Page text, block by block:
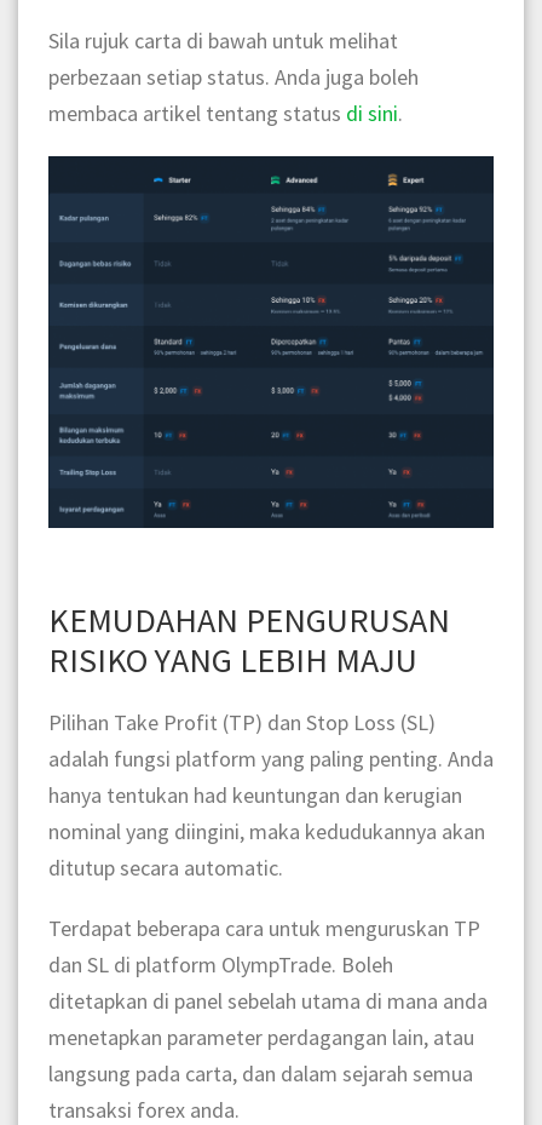
Sila rujuk carta di bawah untuk melihat
perbezaan setiap status. Anda juga boleh
membaca artikel tentang status di sini.
KEMUDAHAN PENGURUSAN
RISIKO YANG LEBIH MAJU
Pilihan Take Profit (TP) dan Stop Loss (SL)
adalah fungsi platform yang paling penting. Anda
hanya tentukan had keuntungan dan kerugian
nominal yang diingini, maka kedudukannya akan
ditutup secara automatic.
Terdapat beberapa cara untuk menguruskan TP
dan SL di platform OlympTrade. Boleh
ditetapkan di panel sebelah utama di mana anda
menetapkan parameter perdagangan lain, atau
langsung pada carta, dan dalam sejarah semua
transaksi forex anda.